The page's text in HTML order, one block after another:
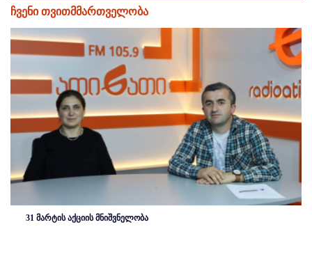
ჩვენი თვითმმართველობა
31 მარტის აქციის მნიშვნელობა